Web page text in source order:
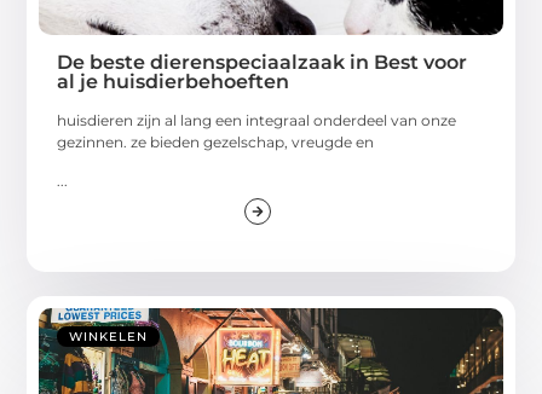
De beste dierenspeciaalzaak in Best voor
al je huisdierbehoeften
huisdieren zijn al lang een integraal onderdeel van onze
gezinnen. ze bieden gezelschap, vreugde en
...
WINKELEN